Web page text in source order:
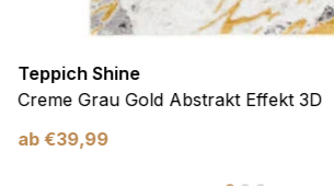
Teppich Shine
Creme Grau Gold Abstrakt Effekt 3D
ab €39,99